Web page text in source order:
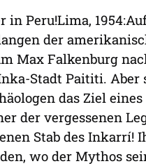
Peru!Lima,
der
Max Falkenburg
Stadt Paititi.
das Ziel
der vergessenen
Stab des
wo der Mythos